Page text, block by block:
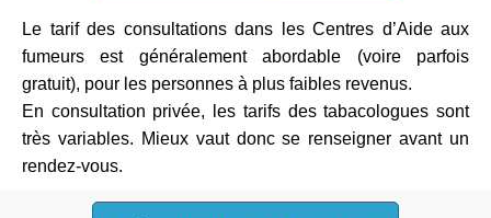
Le tarif des consultations dans les Centres d’Aide aux
fumeurs est généralement abordable (voire parfois
gratuit), pour les personnes à plus faibles revenus.
En consultation privée, les tarifs des tabacologues sont
très variables. Mieux vaut donc se renseigner avant un
rendez-vous.